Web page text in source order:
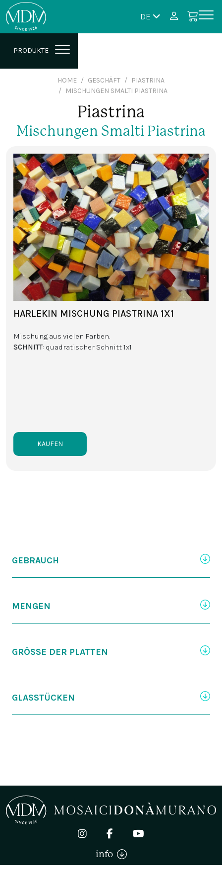
DE
PRODUKTE
HOME GESCHÄFT
PIASTRINA
MISCHUNGEN SMALTI PIASTRINA
Piastrina
Mischungen Smalti Piastrina
HARLEKIN MISCHUNG PIASTRINA 1X1
Mischung aus vielen Farben.
SCHNITT: quadratischer Schnitt 1x1
KAUFEN
GEBRAUCH
MENGEN
GRÖSSE DER PLATTEN
GLASSTÜCKEN
info